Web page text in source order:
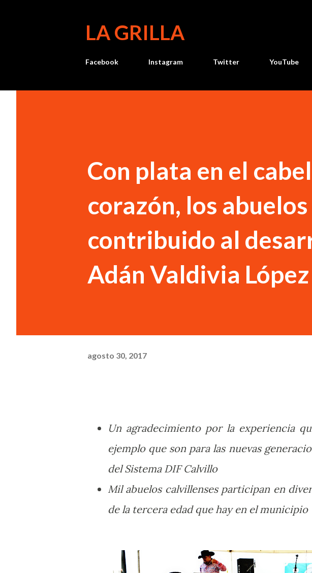
LA GRILLA
Facebook Instagram Twitter YouTube
Con plata en el
corazón, los
contribuido al
Adán Valdivia López
agosto 30, 2017
Un agradecimiento por la experiencia
ejemplo que son para las nuevas
del Sistema DIF Calvillo
Mil abuelos calvillenses participan en
de la tercera edad que hay en el municipio